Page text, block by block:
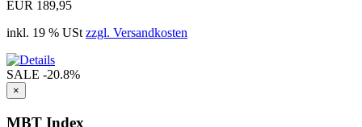
EUR 189,95
inkl. 19 % USt zzgl. Versandkosten
SALE -20.8%
×
MBT Index